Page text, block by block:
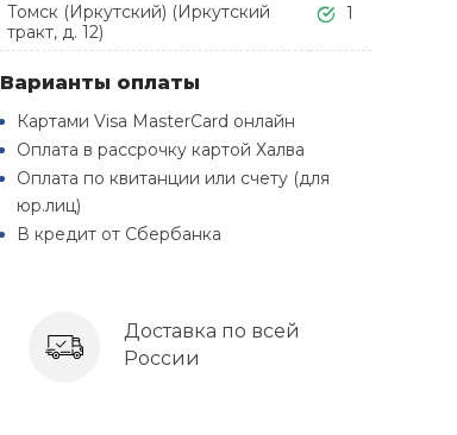
Томск (Иркутский) (Иркутский
тракт, д. 12)
1
Варианты оплаты
Картами Visa MasterCard онлайн
Оплата в рассрочку картой Халва
Оплата по квитанции или счету (для
юр.лиц)
В кредит от Сбербанка
Доставка по всей
России